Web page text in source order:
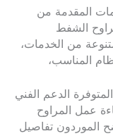
المقدمة من
الشفط
من الخدمات،
المناسب،
الدعم الفني
عمل المراوح
الموردون تفاصيل